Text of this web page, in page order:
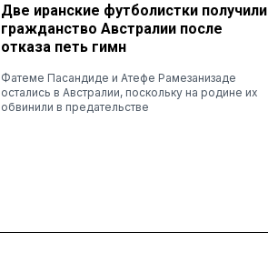
Две иранские футболистки получили
гражданство Австралии после
отказа петь гимн
Фатеме Пасандиде и Атефе Рамезанизаде
остались в Австралии, поскольку на родине их
обвинили в предательстве